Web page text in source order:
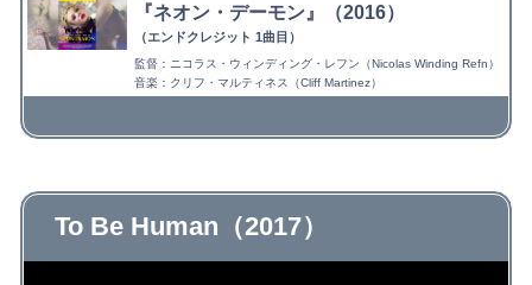
『ネオン・デーモン』（2016）
（エンドクレジット 1曲目）
監督：ニコラス・ウィンディング・レフン（Nicolas Winding Refn）
音楽：クリフ・マルティネス（Cliff Martinez）
To Be Human（2017）